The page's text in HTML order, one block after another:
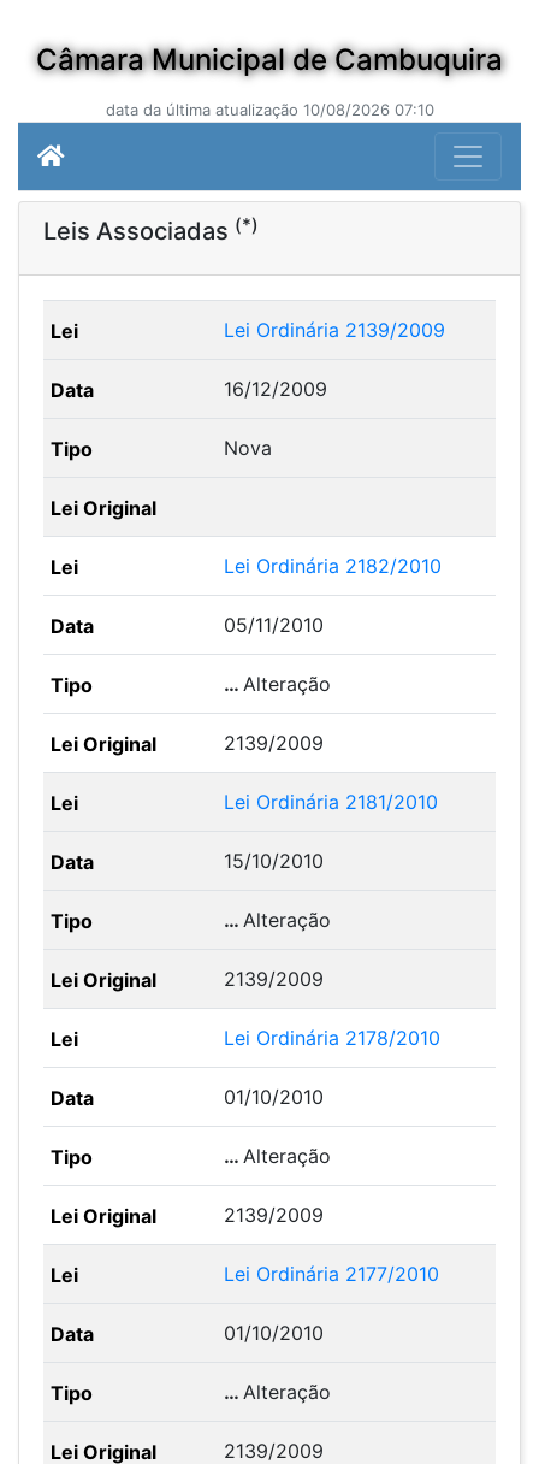
Câmara Municipal de Cambuquira
data da última atualização 10/08/2026 07:10
Leis Associadas (*)
Lei Ordinária 2139/2009
16/12/2009
Nova
Lei Ordinária 2182/2010
05/11/2010
…Alteração
2139/2009
Lei Ordinária 2181/2010
15/10/2010
…Alteração
2139/2009
Lei Ordinária 2178/2010
01/10/2010
…Alteração
2139/2009
Lei Ordinária 2177/2010
01/10/2010
…Alteração
2139/2009